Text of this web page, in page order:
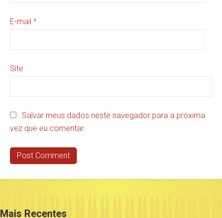
E-mail *
Site
Salvar meus dados neste navegador para a próxima
vez que eu comentar.
Mais Recentes